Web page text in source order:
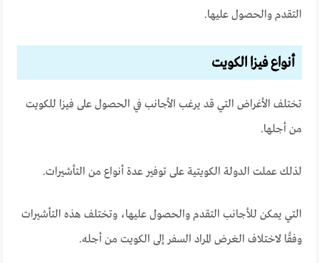
التقدم والحصول عليها.
أنواع فيزا الكويت
تختلف الأغراض التي قد يرغب الأجانب في الحصول على فيزا للكويت
من أجلها.
لذلك عملت الدولة الكويتية على توفير عدة أنواع من التأشيرات.
التي يمكن للأجانب التقدم والحصول عليها، وتختلف هذه التأشيرات
وفقًا لاختلاف الغرض المراد السفر إلى الكويت من أجله.